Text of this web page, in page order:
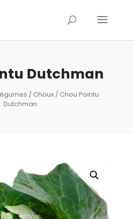
Dutchman
/ Choux / Chou Pointu
Dutchman